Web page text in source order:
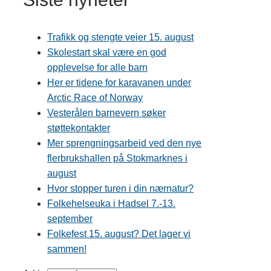
Trafikk og stengte veier 15. august
Skolestart skal være en god
opplevelse for alle barn
Her er tidene for karavanen under
Arctic Race of Norway
Vesterålen barnevern søker
støttekontakter
Mer sprengningsarbeid ved den nye
flerbrukshallen på Stokmarknes i
august
Hvor stopper turen i din nærnatur?
Folkehelseuka i Hadsel 7.-13.
september
Folkefest 15. august? Det lager vi
sammen!